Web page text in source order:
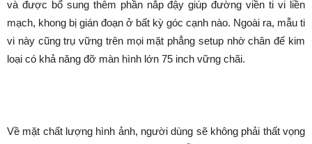
và được bổ sung thêm phần nắp đậy giúp đường viền ti vi liền
mạch, khong bị gián đoạn ở bất kỳ góc cạnh nào. Ngoài ra, mẫu ti
vi này cũng trụ vững trên mọi mặt phẳng setup nhờ chân đế kim
loại có khả năng đỡ màn hình lớn 75 inch vững chãi.
Về mặt chất lượng hình ảnh, người dùng sẽ không phải thất vọng